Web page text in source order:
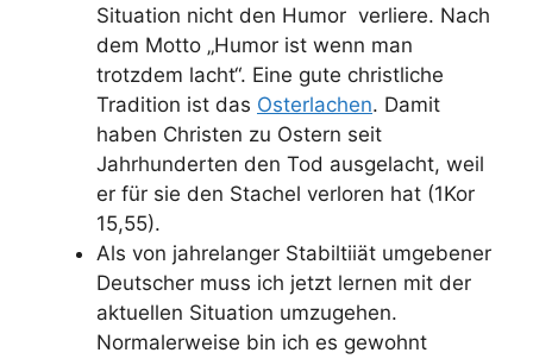
Situation nicht den Humor verliere. Nach
dem Motto „Humor ist wenn man
trotzdem lacht“. Eine gute christliche
Tradition ist das Osterlachen. Damit
haben Christen zu Ostern seit
Jahrhunderten den Tod ausgelacht, weil
er für sie den Stachel verloren hat (1Kor
15,55).
Als von jahrelanger Stabiltiiät umgebener
Deutscher muss ich jetzt lernen mit der
aktuellen Situation umzugehen.
Normalerweise bin ich es gewohnt